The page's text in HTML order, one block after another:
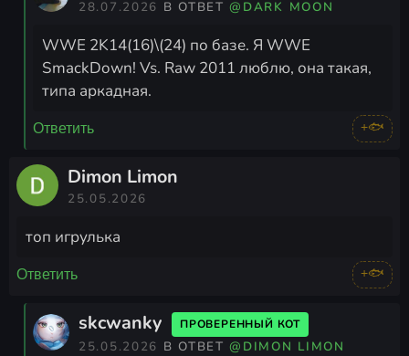
28.07.2026 В ОТВЕТ@DARK MOON
WWE 2K14(16)\(24) по базе. Я WWE
SmackDown! Vs. Raw 2011 люблю, она такая,
типа аркадная.
Ответить +🐟
Dimon Limon
25.05.2026
топ игрулька
Ответить +🐟
skcwanky ПРОВЕРЕННЫЙ КОТ
25.05.2026 В ОТВЕТ@DIMON LIMON